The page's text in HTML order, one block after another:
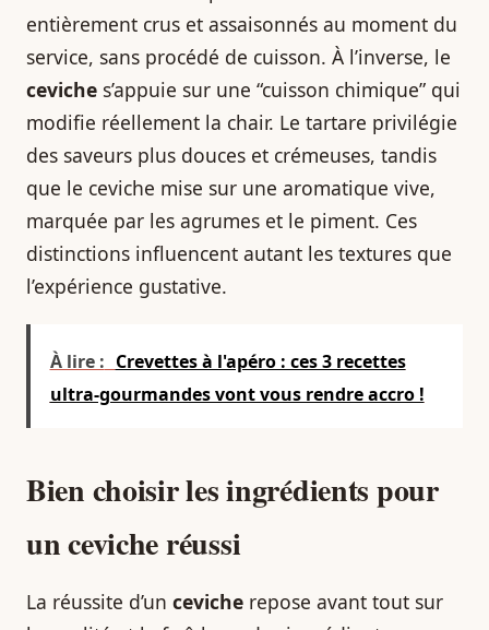
entièrement crus et assaisonnés au moment du
service, sans procédé de cuisson. À l’inverse, le
ceviche s’appuie sur une “cuisson chimique” qui
modifie réellement la chair. Le tartare privilégie
des saveurs plus douces et crémeuses, tandis
que le ceviche mise sur une aromatique vive,
marquée par les agrumes et le piment. Ces
distinctions influencent autant les textures que
l’expérience gustative.
À lire : Crevettes à l'apéro : ces 3 recettes
ultra-gourmandes vont vous rendre accro !
Bien choisir les ingrédients pour
uncevicheréussi
La réussite d’un ceviche repose avant tout sur